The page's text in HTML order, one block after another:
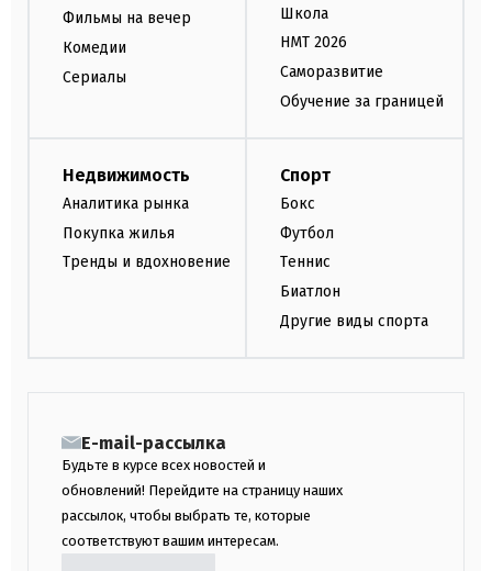
Фильмы на вечер
Комедии
Сериалы
Школа
НМТ 2026
Саморазвитие
Обучение за границей
Недвижимость
Аналитика рынка
Покупка жилья
Тренды и вдохновение
Спорт
Бокс
Футбол
Теннис
Биатлон
Другие виды спорта
E-mail-рассылка
Будьте в курсе всех новостей и
обновлений! Перейдите на страницу наших
рассылок, чтобы выбрать те, которые
соответствуют вашим интересам.